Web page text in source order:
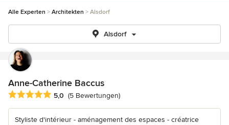
Alle Experten Architekten Alsdorf
Alsdorf
Anne-Catherine Baccus
Durchschnittliche Bewertung: 5 von 5 Sternen
5,0 (5 Bewertungen)
Styliste d'intérieur - aménagement des espaces - créatrice